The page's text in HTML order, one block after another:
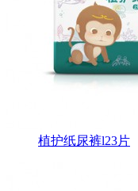
植护纸尿裤l23片